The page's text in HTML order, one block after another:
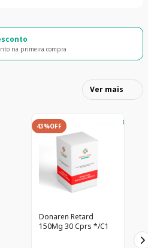
na primeira compra
Ver mais
43%OFF
Donaren Retard
150Mg 30 Cprs */C1